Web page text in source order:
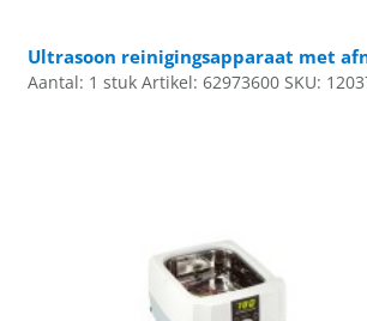
Ultrasoon reinigingsapparaat met
Aantal: 1 stuk Artikel: 62973600 SKU: